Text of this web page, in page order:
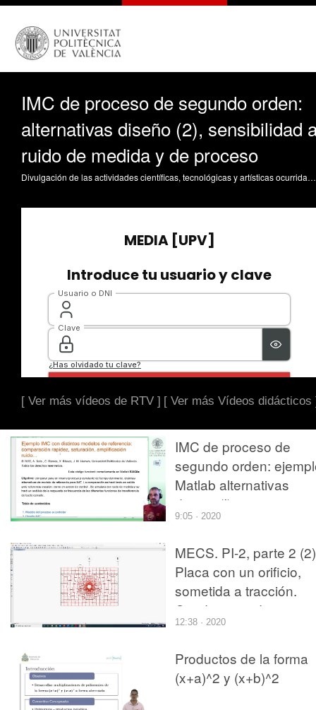
IMC de proceso de segundo orden:
alternativas diseño (2), sensibilidad
ruido de medida y de proceso
Divulgación de las actividades científicas, tecnológicas y artísticas ocurridas en los tres campus de la UPV
[ Ver más vídeos de RTV ] [ Ver más Vídeos didácticos
IMC de proceso de
segundo orden:
Matlab alternativas
diseño (I)
9:05 · 2020
MECS. PI-2, parte 2
Placa con un orificio,
sometida a tracción.
Condiciones de
contorno, proceso y
resultados
12:38 · 2020
Productos de la forma
(x+a)^2 y (x+b)^2